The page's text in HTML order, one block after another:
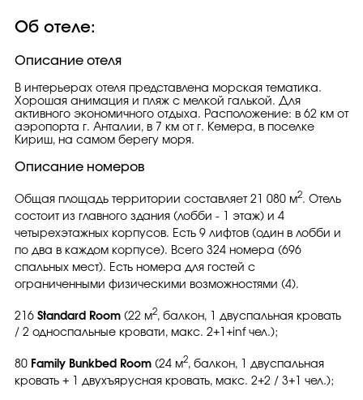
Об отеле:
Описание отеля
В интерьерах отеля представлена морская тематика.
Хорошая анимация и пляж с мелкой галькой. Для
активного экономичного отдыха. Расположение: в 62 км от
аэропорта г. Анталии, в 7 км от г. Кемера, в поселке
Кириш, на самом берегу моря.
Описание номеров
Общая площадь территории составляет 21 080 м2. Отель
состоит из главного здания (лобби - 1 этаж) и 4
четырехэтажных корпусов. Есть 9 лифтов (один в лобби и
по два в каждом корпусе). Всего 324 номера (696
спальных мест). Есть номера для гостей с
ограниченными физическими возможностями (4).
216 Standard Room (22 м2, балкон, 1 двуспальная кровать
/ 2 односпальные кровати, макс. 2+1+inf чел.);
80 Family Bunkbed Room (24 м2, балкон, 1 двуспальная
кровать + 1 двухъярусная кровать, макс. 2+2 / 3+1 чел.);